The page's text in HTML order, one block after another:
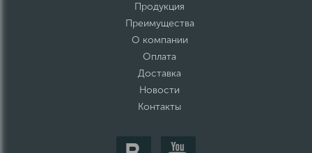
Продукция
Преимущества
О компании
Оплата
Доставка
Новости
Контакты